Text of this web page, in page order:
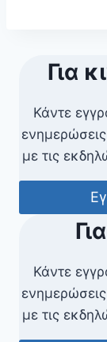
Για
Κάντε
με τις
Κάντε
με τις